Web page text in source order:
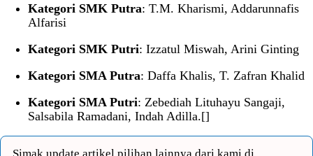
Kategori SMK Putra: T.M. Kharismi, Addarunnafis
Alfarisi
Kategori SMK Putri: Izzatul Miswah, Arini Ginting
Kategori SMA Putra: Daffa Khalis, T. Zafran Khalid
Kategori SMA Putri: Zebediah Lituhayu Sangaji,
Salsabila Ramadani, Indah Adilla.[]